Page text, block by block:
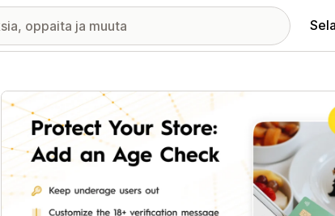
Esittelykuvagalleria